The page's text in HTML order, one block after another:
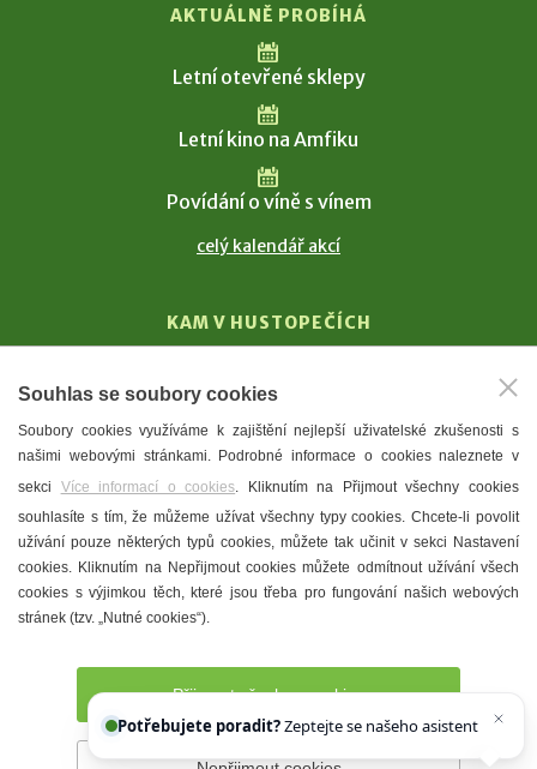
AKTUÁLNĚ PROBÍHÁ
Letní otevřené sklepy
Letní kino na Amfiku
Povídání o víně s vínem
celý kalendář akcí
KAM V HUSTOPEČÍCH
T. G. Masaryk
Mandloně
Ubytování
Restaurace
Městské muzeum a galerie
Denní meníčka
Souhlas se soubory cookies
Soubory cookies využíváme k zajištění nejlepší uživatelské zkušenosti s
našimi webovými stránkami. Podrobné informace o cookies naleznete v
sekci Více informací o cookies. Kliknutím na Přijmout všechny cookies
souhlasíte s tím, že můžeme užívat všechny typy cookies. Chcete-li povolit
užívání pouze některých typů cookies, můžete tak učinit v sekci Nastavení
cookies. Kliknutím na Nepřijmout cookies můžete odmítnout užívání všech
cookies s výjimkou těch, které jsou třeba pro fungování našich webových
stránek (tzv. „Nutné cookies“).
Přijmout všechny cookies
Potřebujete poradit?
Chettyho.